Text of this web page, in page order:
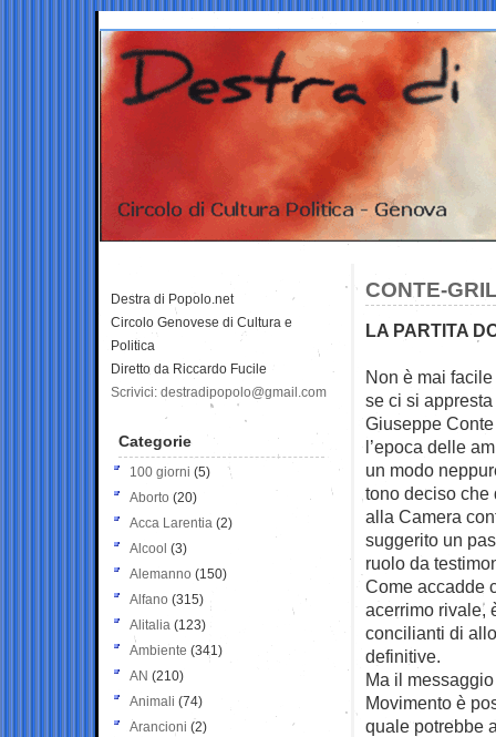
CONTE-
LA PARTITA
Non è mai
se ci si
Giuseppe
l’epoca delle
un modo
tono deciso che
alla Camera
suggerito un
ruolo da
Come accadde
acerrimo rivale,
concilianti di
definitive.
Ma il
Movimento è
quale potrebbe
Destra di Popolo.net
Circolo Genovese di Cultura e
Politica
Diretto da Riccardo Fucile
Scrivici: destradipopolo@gmail.com
Categorie
100 giorni (5)
Aborto (20)
Acca Larentia (2)
Alcool (3)
Alemanno (150)
Alfano (315)
Alitalia (123)
Ambiente (341)
AN (210)
Animali (74)
Arancioni (2)